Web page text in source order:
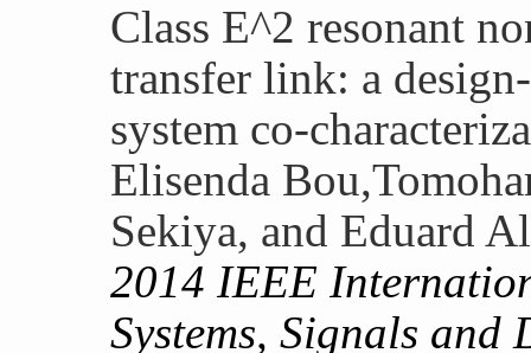
Class E^2 resonant
transfer link: a
system co-
Elisenda
Sekiya, and Eduard
2014 IEEE
Systems, Signals and